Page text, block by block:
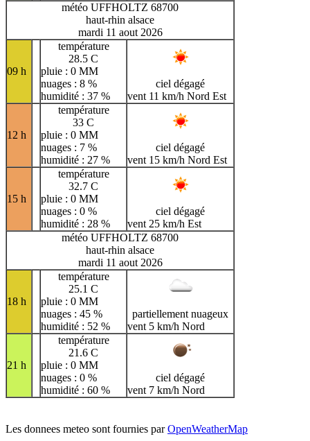
météo UFFHOLTZ 68700
haut-rhin alsace
mardi 11 aout 2026
09 h
température
28.5 C
pluie : 0 MM
nuages : 8 %
humidité : 37 %
ciel dégagé
vent 11 km/h Nord Est
12 h
température
33 C
pluie : 0 MM
nuages : 7 %
humidité : 27 %
ciel dégagé
vent 15 km/h Nord Est
15 h
température
32.7 C
pluie : 0 MM
nuages : 0 %
humidité : 28 %
ciel dégagé
vent 25 km/h Est
météo UFFHOLTZ 68700
haut-rhin alsace
mardi 11 aout 2026
18 h
température
25.1 C
pluie : 0 MM
nuages : 45 %
humidité : 52 %
partiellement nuageux
vent 5 km/h Nord
21 h
température
21.6 C
pluie : 0 MM
nuages : 0 %
humidité : 60 %
ciel dégagé
vent 7 km/h Nord
Les donnees meteo sont fournies parOpenWeatherMap